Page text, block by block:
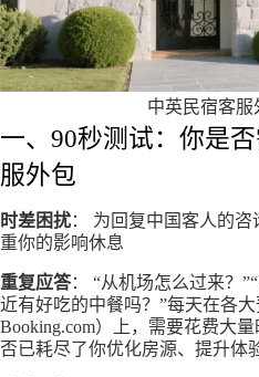
中英民宿客服
一、90秒测试：你是
服外包
时差困扰： 为回复中国客人的
重你的影响休息
重复应答： “从机场怎么过来？
近有好吃的中餐吗？”每天在各
Booking.com）上，需要花费大
否已耗尽了你优化房源、提升体